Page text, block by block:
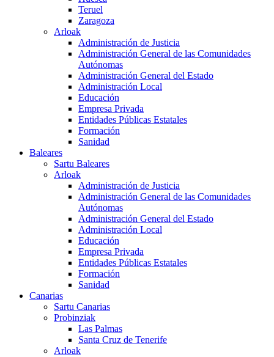
Teruel
Zaragoza
Arloak
Administración de Justicia
Administración General de las Comunidades
Autónomas
Administración General del Estado
Administración Local
Educación
Empresa Privada
Entidades Públicas Estatales
Formación
Sanidad
Baleares
Sartu Baleares
Arloak
Administración de Justicia
Administración General de las Comunidades
Autónomas
Administración General del Estado
Administración Local
Educación
Empresa Privada
Entidades Públicas Estatales
Formación
Sanidad
Canarias
Sartu Canarias
Probinziak
Las Palmas
Santa Cruz de Tenerife
Arloak